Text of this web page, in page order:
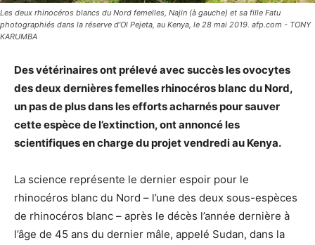
Les deux rhinocéros blancs du Nord femelles, Najin (à gauche) et sa fille Fatu
photographiés dans la réserve d'Ol Pejeta, au Kenya, le 28 mai 2019. afp.com - TONY
KARUMBA
Des vétérinaires ont prélevé avec succès les ovocytes
des deux dernières femelles rhinocéros blanc du Nord,
un pas de plus dans les efforts acharnés pour sauver
cette espèce de l’extinction, ont annoncé les
scientifiques en charge du projet vendredi au Kenya.
La science représente le dernier espoir pour le
rhinocéros blanc du Nord – l’une des deux sous-espèces
de rhinocéros blanc – après le décès l’année dernière à
l’âge de 45 ans du dernier mâle, appelé Sudan, dans la